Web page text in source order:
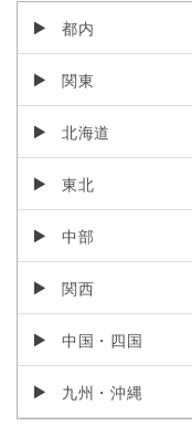
都内
関東
北海道
東北
中部
関西
中国・四国
九州・沖縄